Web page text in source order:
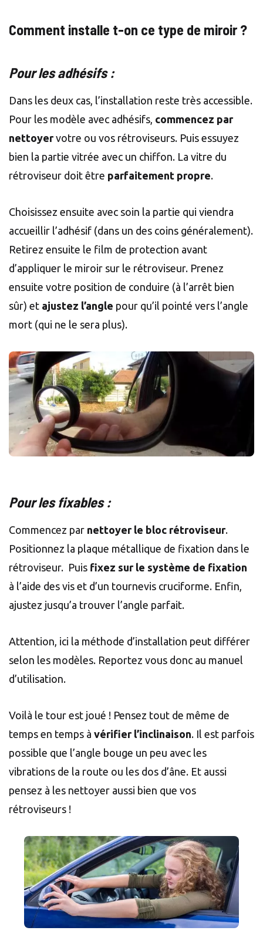
Comment installe t-on ce type de miroir ?
Pour les adhésifs :
Dans les deux cas, l’installation reste très accessible.
Pour les modèle avec adhésifs, commencez par
nettoyervotre ou vos rétroviseurs. Puis essuyez
bien la partie vitrée avec un chiffon. La vitre du
rétroviseur doit être parfaitement propre.
Choisissez ensuite avec soin la partie qui viendra
accueillir l’adhésif (dans un des coins généralement).
Retirez ensuite le film de protection avant
d’appliquer le miroir sur le rétroviseur. Prenez
ensuite votre position de conduire (à l’arrêt bien
sûr) et ajustez l’angle pour qu’il pointé vers l’angle
mort (qui ne le sera plus).
Pour les fixables :
Commencez par nettoyer le bloc rétroviseur.
Positionnez la plaque métallique de fixation dans le
rétroviseur. Puis fixez sur le système de fixation
à l’aide des vis et d’un tournevis cruciforme. Enfin,
ajustez jusqu’a trouver l’angle parfait.
Attention, ici la méthode d’installation peut différer
selon les modèles. Reportez vous donc au manuel
d’utilisation.
Voilà le tour est joué ! Pensez tout de même de
temps en temps à vérifier l’inclinaison. Il est parfois
possible que l’angle bouge un peu avec les
vibrations de la route ou les dos d’âne. Et aussi
pensez à les nettoyer aussi bien que vos
rétroviseurs !